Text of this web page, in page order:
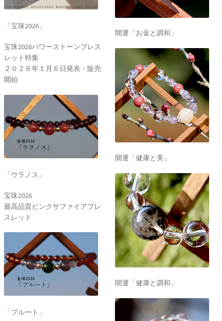
「宝珠2026」
宝珠2026パワーストーンブレス
レット特集
２０２６年１月６日発表・販売
開始
「ウラノス」
宝珠2026
最高品質ピンクサファイアブレ
スレット
「プルート」
開運「お金と調和」
開運「健康と美」
開運「健康と調和」